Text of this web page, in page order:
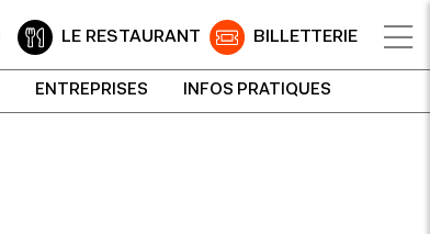
LE RESTAURANT BILLETTERIE
ENTREPRISES INFOS PRATIQUES